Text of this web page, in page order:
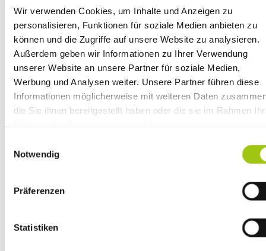
Wir verwenden Cookies, um Inhalte und Anzeigen zu
personalisieren, Funktionen für soziale Medien anbieten zu
können und die Zugriffe auf unsere Website zu analysieren.
Außerdem geben wir Informationen zu Ihrer Verwendung
unserer Website an unsere Partner für soziale Medien,
Werbung und Analysen weiter. Unsere Partner führen diese
Informationen möglicherweise mit weiteren Daten
die Sie ihnen bereitgestellt haben oder die sie im Rahmen
Art. 13 DSGVO
Notwendig
Präferenzen
Statistiken
Newsletter
Ich möchte den Newsletter der AfN erhalten und
Du kannst den Newsletter jederzeit über den Link in unserem